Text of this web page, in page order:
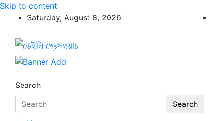
Skip to content
Saturday, August 8, 2026
ডেইলি প্রেসওয়াচ
ডেইলি প্রেসওয়াচ মুক্তিযুদ্ধের চেতনায় উদ্বুদ্ধ মুখপত্র
Search
Search